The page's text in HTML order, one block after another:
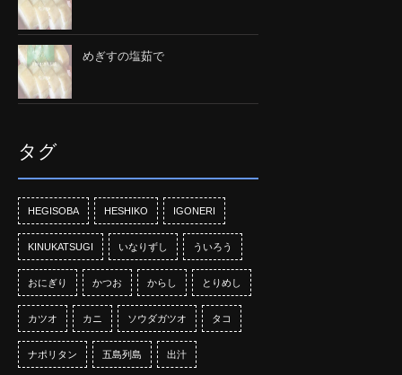
めぎすの塩茹で
タグ
HEGISOBA HESHIKO IGONERI
KINUKATSUGI いなりずし ういろう
おにぎり かつお からし とりめし
カツオ カニ ソウダガツオ タコ
ナポリタン 五島列島 出汁